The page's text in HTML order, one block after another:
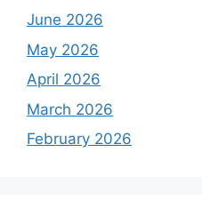
June 2026
May 2026
April 2026
March 2026
February 2026